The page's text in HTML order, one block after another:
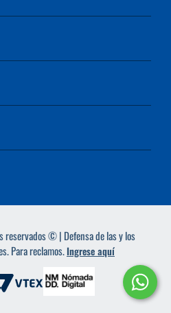
reservados © | Defensa de las y los
Para reclamos.Ingrese aquí